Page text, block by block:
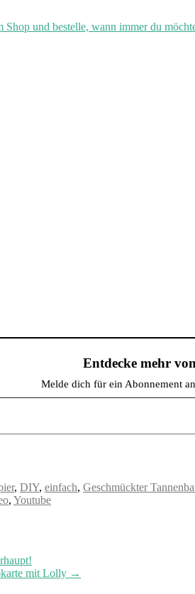
und bestelle, wann immer du
Entdecke mehr
Melde dich für ein Abonnement
, DIY, einfach, Geschmückter
, Youtube
mit Lolly →